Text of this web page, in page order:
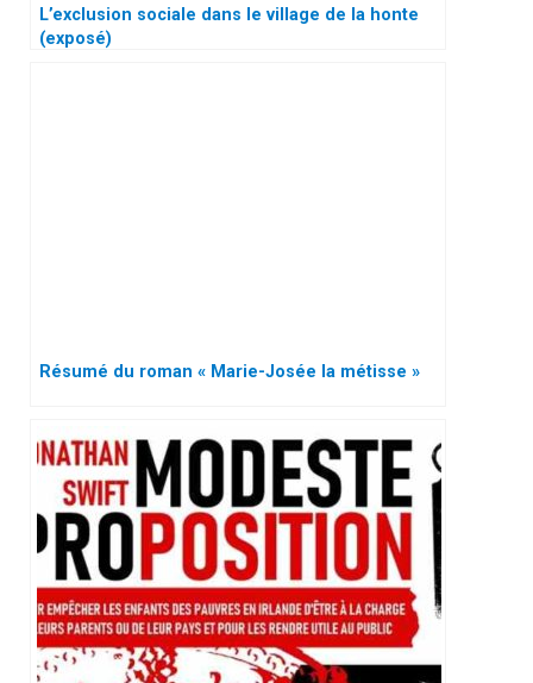
L’exclusion sociale dans le village de la honte
(exposé)
Résumé du roman « Marie-Josée la métisse »